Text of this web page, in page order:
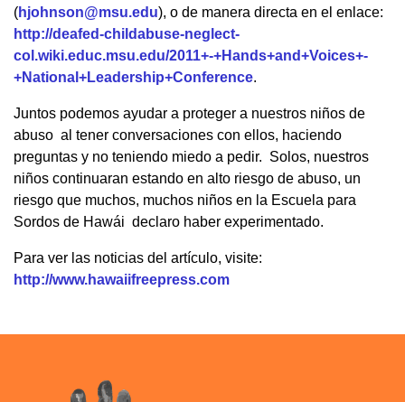
(hjohnson@msu.edu), o de manera directa en el enlace:
http://deafed-childabuse-neglect-
col.wiki.educ.msu.edu/2011+-+Hands+and+Voices+-
+National+Leadership+Conference.
Juntos podemos ayudar a proteger a nuestros niños de
abuso al tener conversaciones con ellos, haciendo
preguntas y no teniendo miedo a pedir. Solos, nuestros
niños continuaran estando en alto riesgo de abuso, un
riesgo que muchos, muchos niños en la Escuela para
Sordos de Hawái declaro haber experimentado.
Para ver las noticias del artículo, visite:
http://www.hawaiifreepress.com